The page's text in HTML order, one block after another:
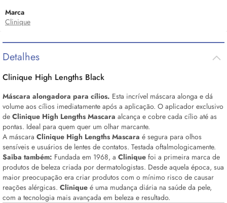
Marca
Clinique
Detalhes
Clinique High Lengths Black
Máscara alongadora para cílios. Esta incrível máscara alonga e dá
volume aos cílios imediatamente após a aplicação. O aplicador exclusivo
de Clinique High Lengths Mascara alcança e cobre cada cílio até as
pontas. Ideal para quem quer um olhar marcante.
A máscara Clinique High Lengths Mascara é segura para olhos
sensíveis e usuários de lentes de contatos. Testada oftalmologicamente.
Saiba também: Fundada em 1968, a Clinique foi a primeira marca de
produtos de beleza criada por dermatologistas. Desde aquela época, sua
maior preocupação era criar produtos com o mínimo risco de causar
reações alérgicas. Clinique é uma mudança diária na saúde da pele,
com a tecnologia mais avançada em beleza e resultado.